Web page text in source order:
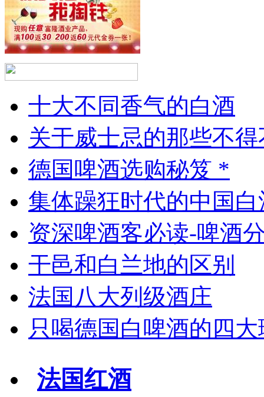
十大不同香气的白酒
关于威士忌的那些不
德国啤酒选购秘笈 *
集体躁狂时代的中国白
资深啤酒客必读-啤酒
干邑和白兰地的区别
法国八大列级酒庄
只喝德国白啤酒的四
法国红酒